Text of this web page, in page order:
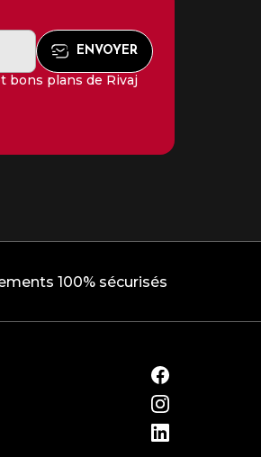
bons plans de Rivaj
100% sécurisés